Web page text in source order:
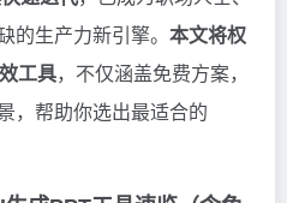
的生产力新引擎。 本文将权
工具，不仅涵盖免费方案，
，帮助你选出最适合的